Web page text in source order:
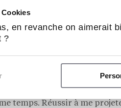
en revanche on aimerait
?
Comment la retrouver
la retrouver avec nos
décalé, il faut être sympa et
se prendre au sérieux et
cinq prochaines
dernier, et comme je le
temps. Réussir à me